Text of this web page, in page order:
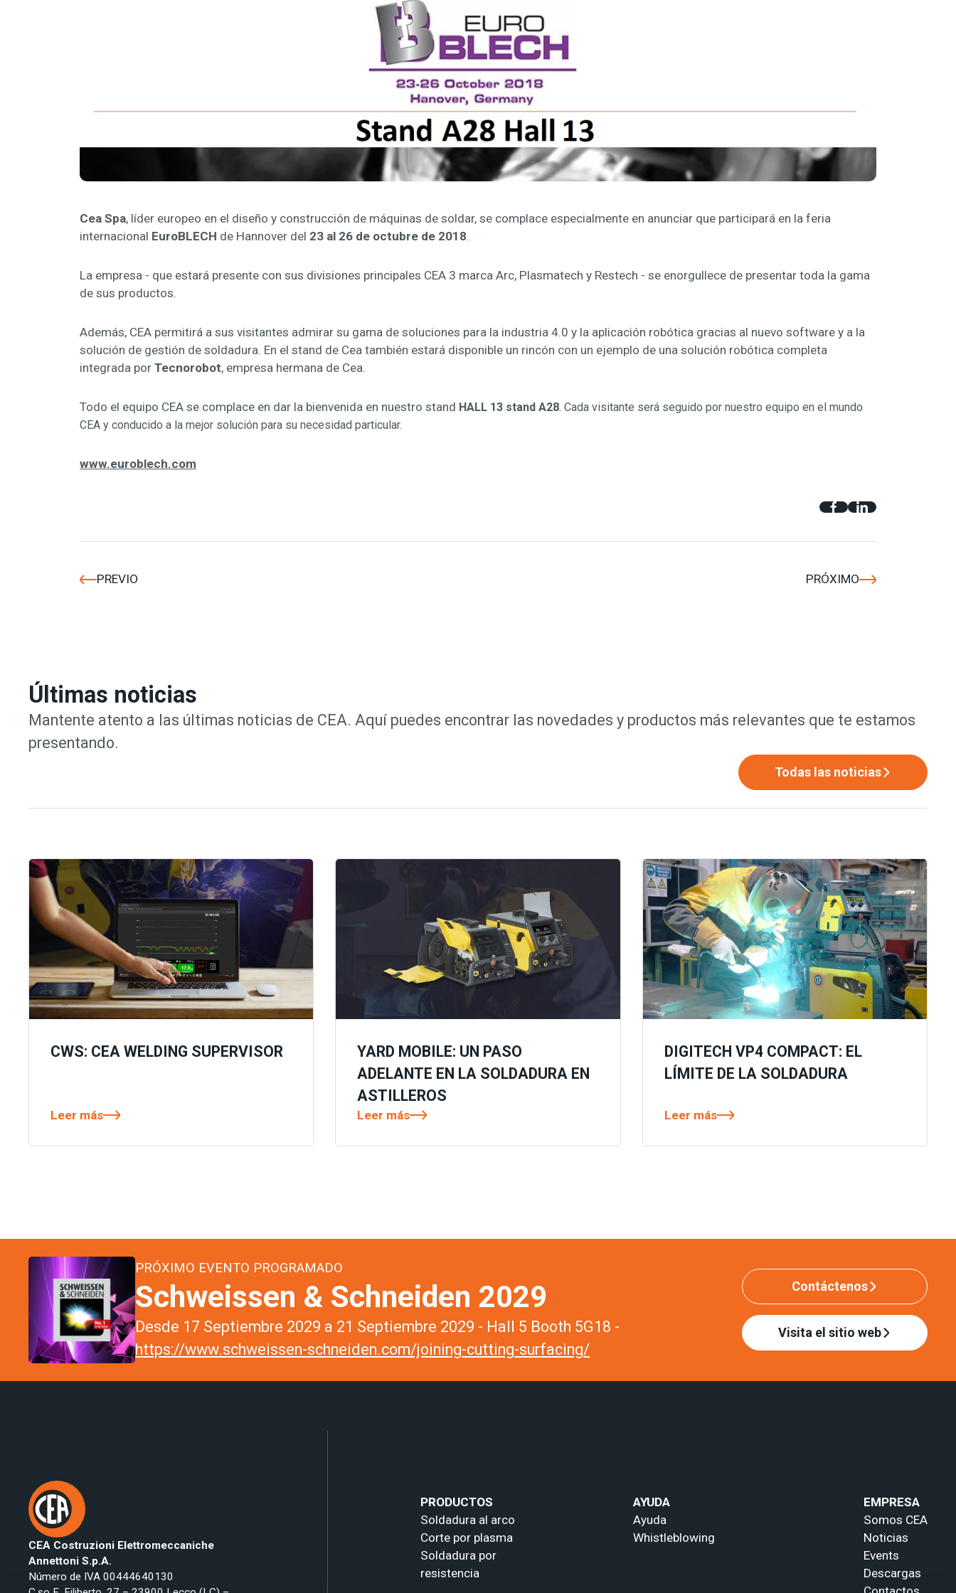
Cea Spa, líder europeo en el diseño y construcción de máquinas de soldar, se complace especialmente en anunciar que participará en la feria
internacional EuroBLECH de Hannover del 23 al 26 de octubre de 2018.
La empresa - que estará presente con sus divisiones principales CEA 3 marca Arc, Plasmatech y Restech - se enorgullece de presentar toda la gama
de sus productos.
Además, CEA permitirá a sus visitantes admirar su gama de soluciones para la industria 4.0 y la aplicación robótica gracias al nuevo software y a la
solución de gestión de soldadura. En el stand de Cea también estará disponible un rincón con un ejemplo de una solución robótica completa
integrada por Tecnorobot, empresa hermana de Cea.
Todo el equipo CEA se complace en dar la bienvenida en nuestro stand HALL 13 stand A28. Cada visitante será seguido por nuestro equipo en el mundo
CEA y conducido a la mejor solución para su necesidad particular.
www.euroblech.com
PREVIO PRÓXIMO
Últimas noticias
Mantente atento a las últimas noticias de CEA. Aquí puedes encontrar las novedades y productos más relevantes que te estamos
presentando.
Todas las noticias
CWS: CEA WELDING SUPERVISOR
Leer más
YARD MOBILE: UN PASO
ADELANTE EN LA SOLDADURA EN
ASTILLEROS
Leer más
DIGITECH VP4 COMPACT: EL
LÍMITE DE LA SOLDADURA
Leer más
PRÓXIMO EVENTO PROGRAMADO
Schweissen & Schneiden 2029
Desde 17 Septiembre 2029 a 21 Septiembre 2029 - Hall 5 Booth 5G18 -
https://www.schweissen-schneiden.com/joining-cutting-surfacing/
Contáctenos
Visita el sitio web
CEA Costruzioni Elettromeccaniche
Annettoni S.p.A.
Número de IVA 00444640130
PRODUCTOS
Soldadura al arco
Corte por plasma
Soldadura por
resistencia
AYUDA
Ayuda
Whistleblowing
EMPRESA
Somos CEA
Noticias
Events
Descargas